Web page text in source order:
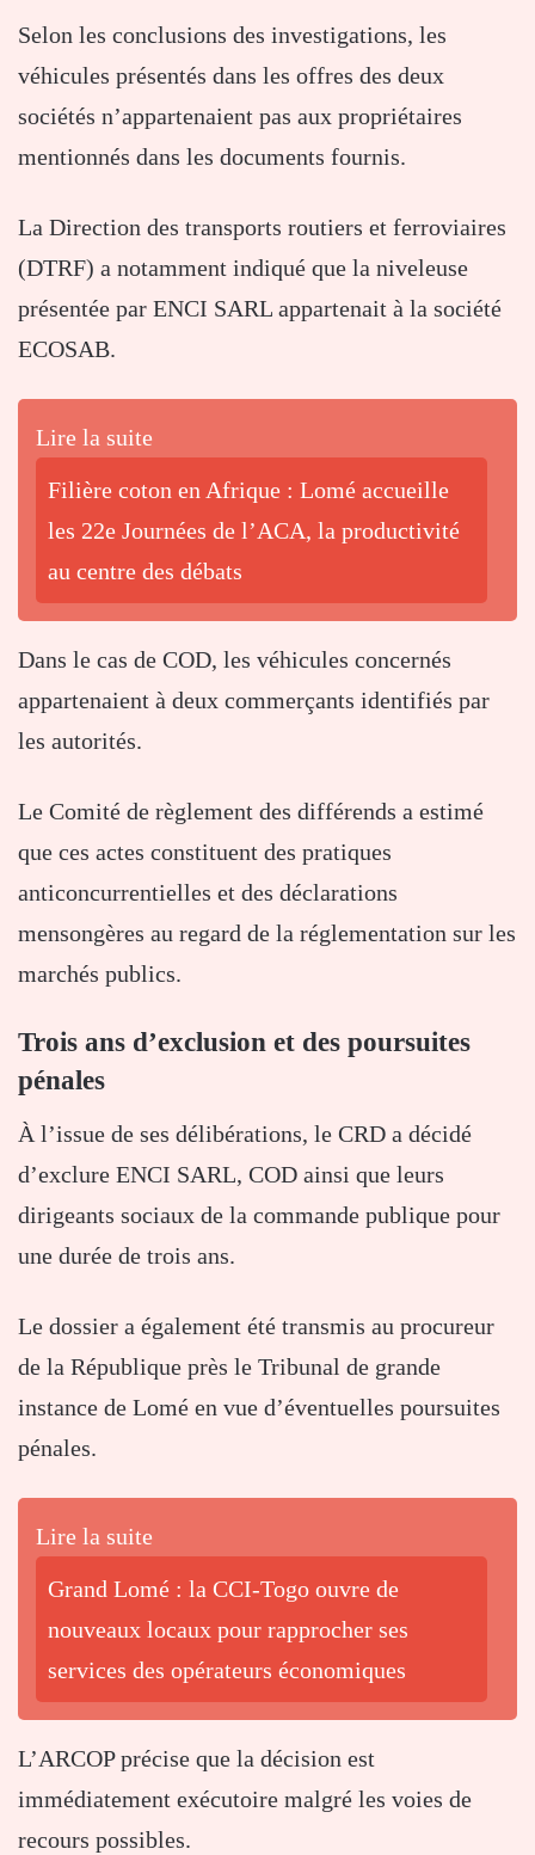
Selon les conclusions des investigations, les
véhicules présentés dans les offres des deux
sociétés n’appartenaient pas aux propriétaires
mentionnés dans les documents fournis.
La Direction des transports routiers et ferroviaires
(DTRF) a notamment indiqué que la niveleuse
présentée par ENCI SARL appartenait à la société
ECOSAB.
Lire la suite
Filière coton en Afrique : Lomé accueille
les 22e Journées de l’ACA, la productivité
au centre des débats
Dans le cas de COD, les véhicules concernés
appartenaient à deux commerçants identifiés par
les autorités.
Le Comité de règlement des différends a estimé
que ces actes constituent des pratiques
anticoncurrentielles et des déclarations
mensongères au regard de la réglementation sur les
marchés publics.
Trois ans d’exclusion et des poursuites
pénales
À l’issue de ses délibérations, le CRD a décidé
d’exclure ENCI SARL, COD ainsi que leurs
dirigeants sociaux de la commande publique pour
une durée de trois ans.
Le dossier a également été transmis au procureur
de la République près le Tribunal de grande
instance de Lomé en vue d’éventuelles poursuites
pénales.
Lire la suite
Grand Lomé : la CCI-Togo ouvre de
nouveaux locaux pour rapprocher ses
services des opérateurs économiques
L’ARCOP précise que la décision est
immédiatement exécutoire malgré les voies de
recours possibles.